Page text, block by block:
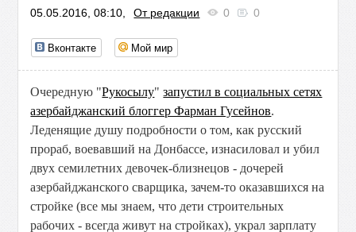
05.05.2016, 08:10, От редакции 0 0
Вконтакте Мой мир
Очередную "Рукосылу"запустил в социальных сетях
азербайджанский блоггер Фарман Гусейнов.
Леденящие душу подробности о том, как русский
прораб, воевавший на Донбассе, изнасиловал и убил
двух семилетних девочек-близнецов - дочерей
азербайджанского сварщика, зачем-то оказавшихся на
стройке (все мы знаем, что дети строительных
рабочих - всегда живут на стройках), украл зарплату